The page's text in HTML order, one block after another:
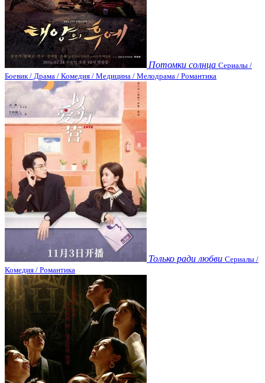
Потомки солнца Сериалы /
Боевик / Драма / Комедия / Медицина / Мелодрама / Романтика
Только ради любви Сериалы /
Комедия / Романтика